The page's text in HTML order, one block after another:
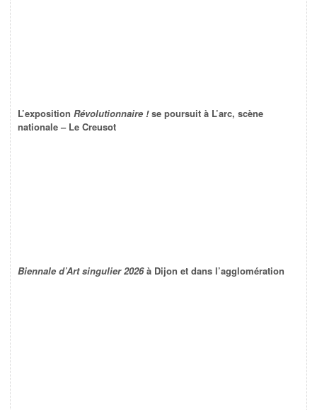
L’exposition Révolutionnaire !se poursuit à L’arc, scène
nationale – Le Creusot
Biennale d’Art singulier 2026à Dijon et dans l’agglomération